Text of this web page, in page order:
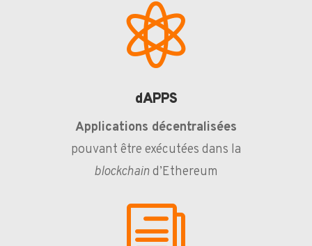

dAPPS
Applications décentralisées
pouvant être exécutées dans la
blockchaind’Ethereum